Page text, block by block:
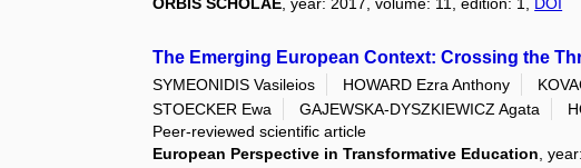
The Emerging European Context: Crossing the
SYMEONIDIS Vasileios HOWARD Ezra Anthony
STOECKER Ewa
GAJEWSKA-DYSZKIEWICZ Agata
Peer-reviewed scientific article
European Perspective in Transformative Education ,